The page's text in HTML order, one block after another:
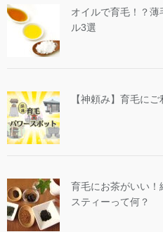
オイルで育毛！？
ル3選
【神頼み】育毛に
育毛にお茶がいい！
スティーって何？